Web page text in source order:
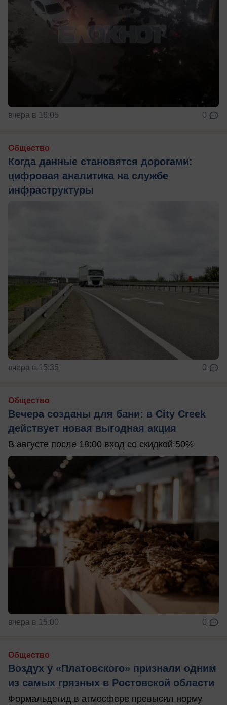
вчера в 16:05 0
Общество
Когда данные становятся дорогами:
цифровая аналитика на службе
инфраструктуры
вчера в 15:35 0
Общество
Вечера созданы для бани: в City Creek
действует новая выгодная акция
В августе после 18:00 вход со скидкой 50%
вчера в 15:00 0
Общество
Воздух у «Платовского» признали одним
из самых грязных в Ростовской области
Формальдегид в атмосфере превысил норму